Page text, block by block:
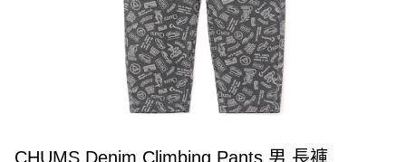
CHUMS Denim Climbing Pants 男 長褲